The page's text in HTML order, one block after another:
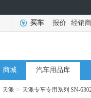
买车 报价 经销商
商城 汽车用品库
天派 > 天派专车专用系列 SN-